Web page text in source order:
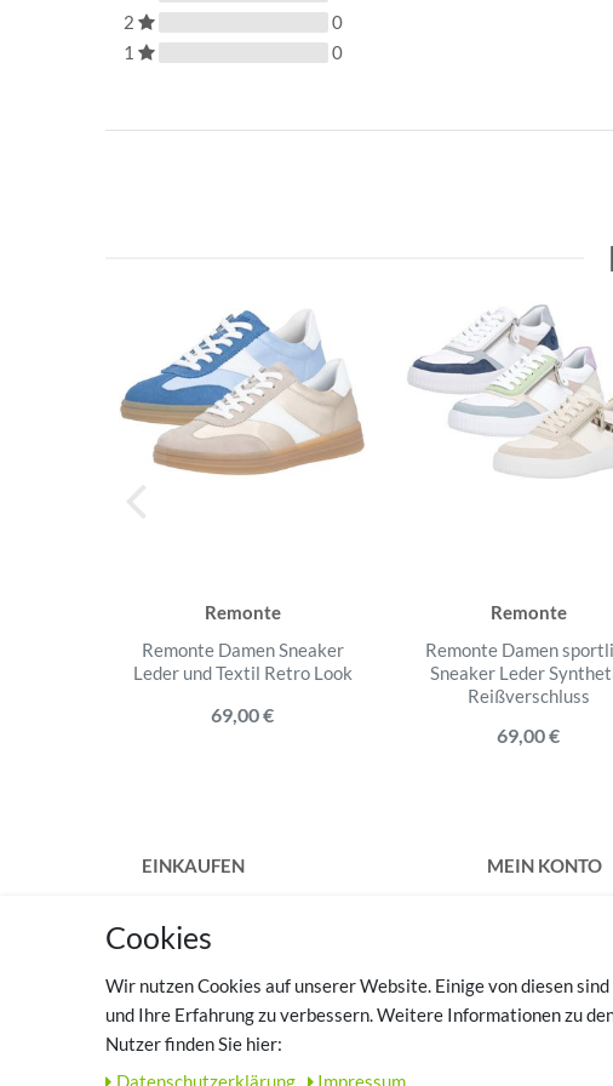
2
0
1
0
Remonte
Remonte Damen Sneaker
Leder und Textil Retro Look
69,00 €
Remonte
Remonte Damen
Sneaker Leder
Reißverschluss
69,00 €
EINKAUFEN
Versandkosten
Vertrag widerrufen
Hilfe
Warenkorb
MEIN KONTO
Cookies
Wir nutzen Cookies auf unserer Website. Einige von diesen
und Ihre Erfahrung zu verbessern. Weitere Informationen zu
Nutzer finden Sie hier:
Daten­schutz­erklärung
Impressum